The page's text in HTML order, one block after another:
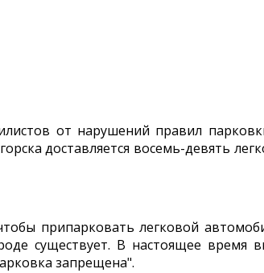
от нарушений правил
доставляется восемь-девять
припарковать легковой
существует. В настоящее время
запрещена".